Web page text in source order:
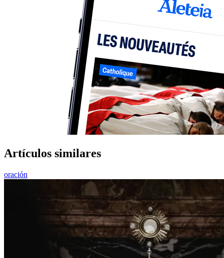
Artículos similares
oración